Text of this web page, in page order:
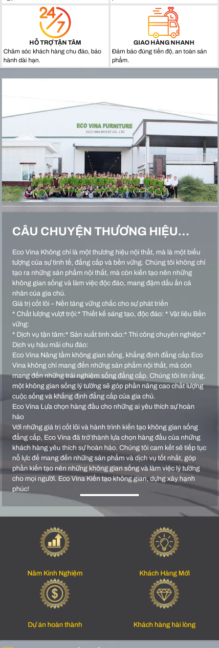
HỖ TRỢ TẬN TÂM
Chăm sóc khách hàng chu đáo, bảo
hành dài hạn.
GIAO HÀNG NHANH
Đảm bảo đúng tiến độ, an toàn sản
phẩm.
CÂU CHUYỆN THƯƠNG HIỆU…
Eco Vina Không chỉ là một thương hiệu nội thất, mà là một biểu
tượng của sự tinh tế, đẳng cấp và bền vững. Chúng tôi không chỉ
tạo ra những sản phẩm nội thất, mà còn kiến tạo nên những
không gian sống và làm việc độc đáo, mang đậm dấu ấn cá
nhân của gia chủ.
Giá trị cốt lõi – Nền tảng vững chắc cho sự phát triển
* Chất lượng vượt trội:* Thiết kế sáng tạo, độc đáo: * Vật liệu Bền
vững:
* Dịch vụ tận tâm:* Sản xuất tinh xảo:* Thi công chuyên nghiệp:*
Dịch vụ hậu mãi chu đáo:
Eco Vina Nâng tầm không gian sống, khẳng định đẳng cấp.Eco
Vina không chỉ mang đến những sản phẩm nội thất, mà còn
mang đến những trải nghiệm sống đẳng cấp. Chúng tôi tin rằng,
một không gian sống lý tưởng sẽ góp phần nâng cao chất lượng
cuộc sống và khẳng định đẳng cấp của gia chủ.
Eco Vina Lựa chọn hàng đầu cho những ai yêu thích sự hoàn
hảo
Với những giá trị cốt lõi và hành trình kiến tạo không gian sống
đẳng cấp, Eco Vina đã trở thành lựa chọn hàng đầu của những
khách hàng yêu thích sự hoàn hảo. Chúng tôi cam kết sẽ tiếp tục
nỗ lực để mang đến những sản phẩm và dịch vụ tốt nhất, góp
phần kiến tạo nên những không gian sống và làm việc lý tưởng
cho mọi người. Eco Vina Kiến tạo không gian, dựng xây hạnh
phúc!
Năm Kinh Nghiệm Khách Hàng Mới
Dự án hoàn thành Khách hàng hài lòng